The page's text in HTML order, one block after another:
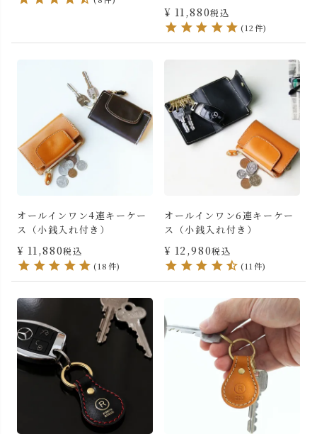
¥ 11,880税込
(12件)
オールインワン4連キーケー
ス（小銭入れ付き）
¥ 11,880税込
(18件)
オールインワン6連キーケー
ス（小銭入れ付き）
¥ 12,980税込
(11件)